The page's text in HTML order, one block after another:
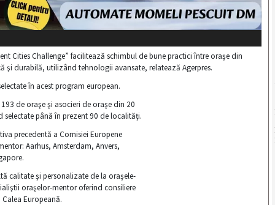
Cities Challenge” facilitează schimbul de bune practici între oraşe din
şi durabilă, utilizând tehnologii avansate, relatează Agerpres.
în acest program european.
de oraşe şi asocieri de oraşe din 20
selectate până în prezent 90 de localităţi.
precedentă a Comisiei Europene
Aarhus, Amsterdam, Anvers,
calitate şi personalizate de la oraşele-
oraşelor-mentor oferind consiliere
Calea Europeană.